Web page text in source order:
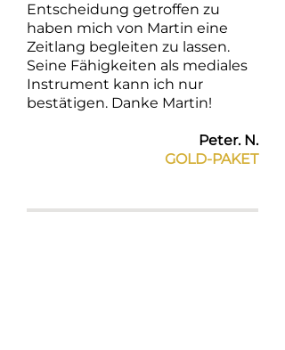
Entscheidung getroffen zu
haben mich von Martin eine
Zeitlang begleiten zu lassen.
Seine Fähigkeiten als mediales
Instrument kann ich nur
bestätigen. Danke Martin!
Peter. N.
GOLD-PAKET